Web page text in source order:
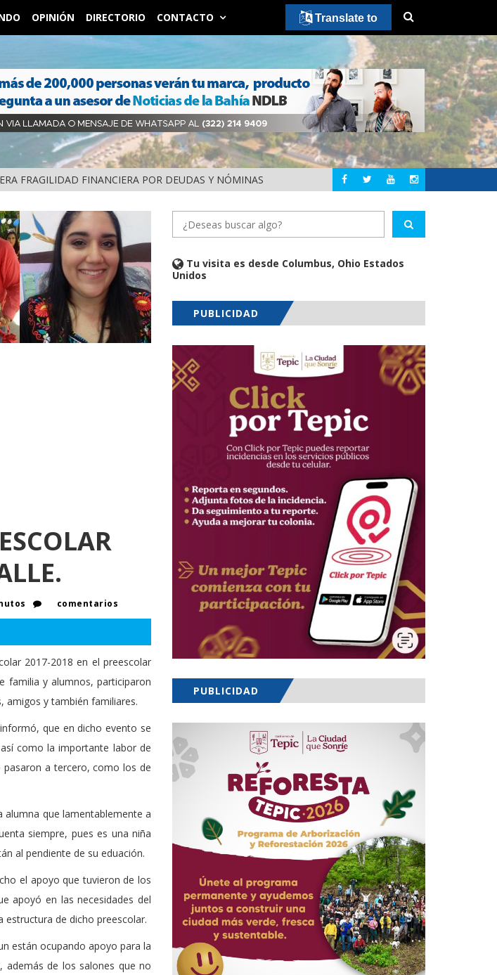
OPINIÓN DIRECTORIO CONTACTO
FRAGILIDAD FINANCIERA POR DEUDAS Y NÓMINAS NACIONAL DETIENEN AL
comentarios
2017-2018 en el preescolar
familia y alumnos, participaron
amigos y también familiares.
que en dicho evento se
como la importante labor de
a tercero, como los de
alumna que lamentablemente a
siempre, pues es una niña
al pendiente de su eduación.
el apoyo que tuvieron de los
apoyó en las necesidades del
de dicho preescolar.
están ocupando apoyo para la
además de los salones que no
Tu visita es desde Columbus, Ohio Estados
Unidos
PUBLICIDAD
PUBLICIDAD
Translate to